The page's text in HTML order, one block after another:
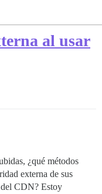
al usar
¿qué métodos
externa de sus
del CDN? Estoy